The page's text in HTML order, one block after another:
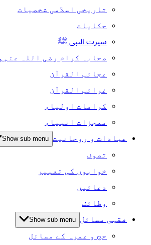
تاریخی اسلامی شخصیات
حکایات
سیرت النبی ﷺ
صحابہ کرام رضی اللہ
عجائب القرآن
غرائب القرآن
کرامات اولیاء
معجزات انبیاء
عبادات و روحانیت Show sub menu
تصوف
خوابوں کی تعبیر
دعائیں
وظائف
فقہی مسائل Show sub menu
حج و عمرہ کے مسائل